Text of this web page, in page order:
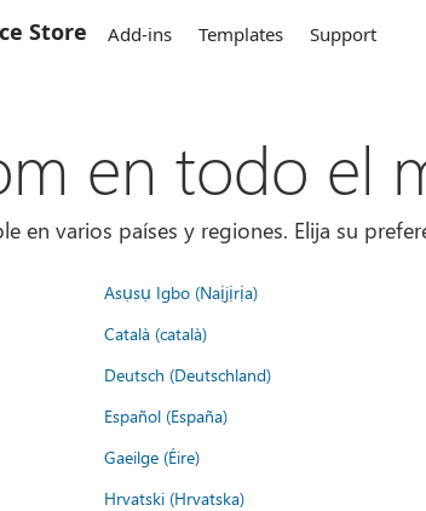
Store Add-ins Templates Support
en todo el
en varios países y regiones. Elija su
Asụsụ Igbo (Naịjịrịa)
Català (català)
Deutsch (Deutschland)
Español (España)
Gaeilge (Éire)
Hrvatski (Hrvatska)